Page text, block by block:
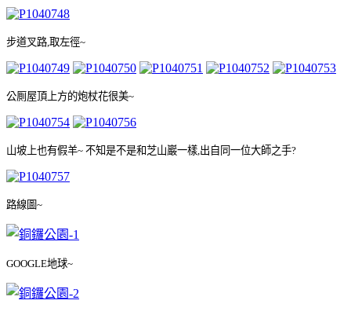
步道叉路 取左徑~
公厠屋頂上方的炮杖花很美~
山坡上也有假羊~ 不知是不是和芝山巖一樣 出自同一位大師之手?
路線圖~
GOOGLE地球~